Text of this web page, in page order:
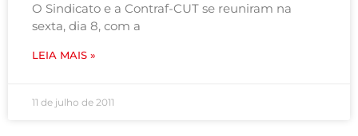
O Sindicato e a Contraf-CUT se reuniram na
sexta, dia 8, com a
LEIA MAIS »
11 de julho de 2011